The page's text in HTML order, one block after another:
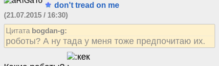
don't tread on me
(21.07.2015 / 16:30)
Цитата bogdan-g:
роботы? А ну тада у меня тоже предпочитаю их.